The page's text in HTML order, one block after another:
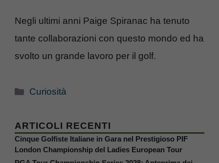
Negli ultimi anni Paige Spiranac ha tenuto
tante collaborazioni con questo mondo ed ha
svolto un grande lavoro per il golf.
Categorie
Curiosità
ARTICOLI RECENTI
Cinque Golfiste Italiane in Gara nel Prestigioso PIF
London Championship del Ladies European Tour